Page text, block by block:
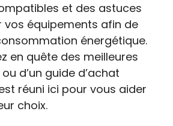
et des astuces
vos équipements afin de
énergétique.
en quête des meilleures
d’un guide d’achat
réuni ici pour vous aider
choix.